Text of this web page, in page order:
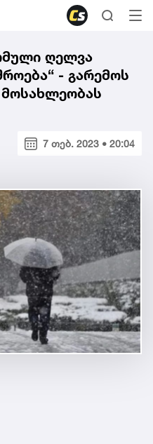
ღელვა
- გარემოს
7 თებ. 2023 • 20:04